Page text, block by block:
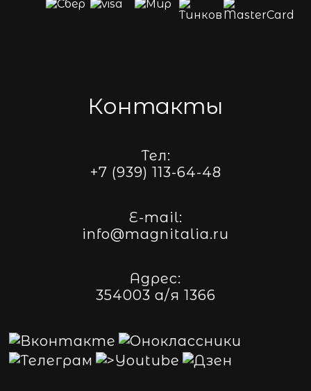
Контакты
Тел:
+7 (939) 113-64-48
E-mail:
info@magnitalia.ru
Адрес:
354003 а/я 1366